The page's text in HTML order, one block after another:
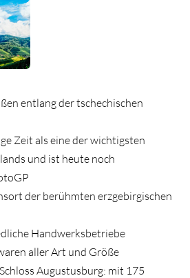
entlang der tschechischen
Zeit als eine der wichtigsten
und ist heute noch
der berühmten erzgebirgischen
Handwerksbetriebe
aller Art und Größe
Augustusburg: mit 175